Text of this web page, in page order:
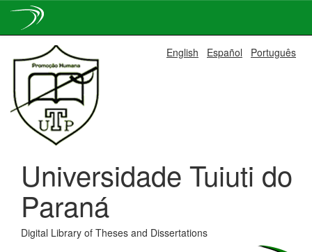
navigation
English Español Português
Universidade Tuiuti do
Paraná
Digital Library of Theses and Dissertations